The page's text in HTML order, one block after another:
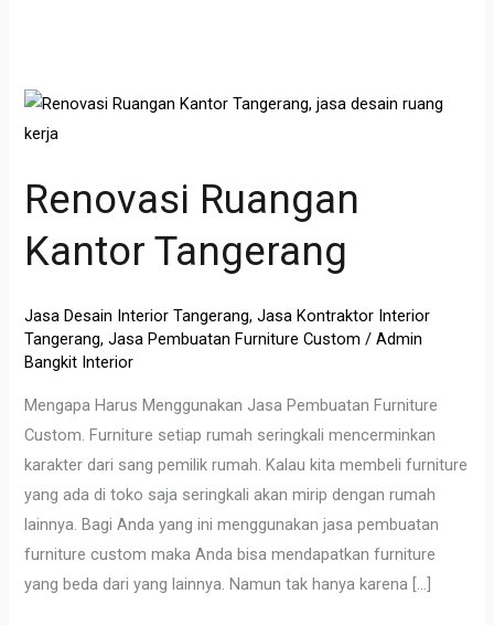
Renovasi Ruangan
Kantor Tangerang
Jasa Desain Interior Tangerang,Jasa Kontraktor Interior
Tangerang,Jasa Pembuatan Furniture Custom /Admin
Bangkit Interior
Mengapa Harus Menggunakan Jasa Pembuatan Furniture
Custom. Furniture setiap rumah seringkali mencerminkan
karakter dari sang pemilik rumah. Kalau kita membeli furniture
yang ada di toko saja seringkali akan mirip dengan rumah
lainnya. Bagi Anda yang ini menggunakan jasa pembuatan
furniture custom maka Anda bisa mendapatkan furniture
yang beda dari yang lainnya. Namun tak hanya karena […]
Renovasi
Ruangan
Tangerang